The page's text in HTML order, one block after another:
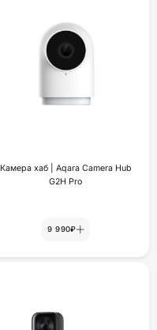
Камера хаб | Aqara Camera Hub
G2H Pro
9 990₽